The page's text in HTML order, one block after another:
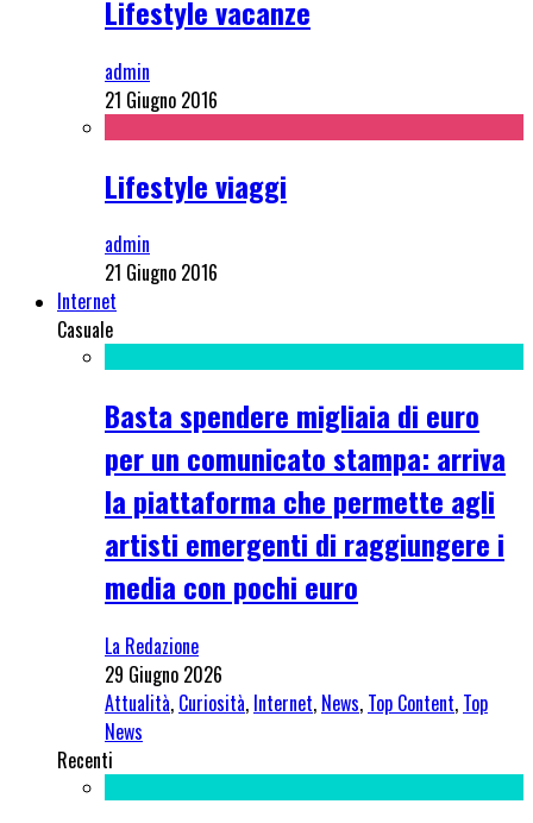
Lifestyle vacanze
admin
21 Giugno 2016
Lifestyle viaggi
admin
21 Giugno 2016
Internet
Casuale
Basta spendere migliaia di euro
per un comunicato stampa: arriva
la piattaforma che permette agli
artisti emergenti di raggiungere i
media con pochi euro
La Redazione
29 Giugno 2026
Attualità, Curiosità, Internet, News, Top Content, Top
News
Recenti